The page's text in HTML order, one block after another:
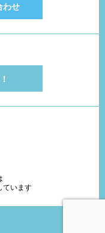
わせ
ています